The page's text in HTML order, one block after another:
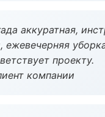
аккуратная,
ежевечерняя
проекту.
компании